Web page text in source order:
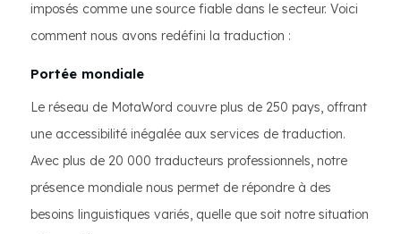
imposés comme une source fiable dans le secteur. Voici
comment nous avons redéfini la traduction :
Portée mondiale
Le réseau de MotaWord couvre plus de 250 pays, offrant
une accessibilité inégalée aux services de traduction.
Avec plus de 20 000 traducteurs professionnels, notre
présence mondiale nous permet de répondre à des
besoins linguistiques variés, quelle que soit notre situation